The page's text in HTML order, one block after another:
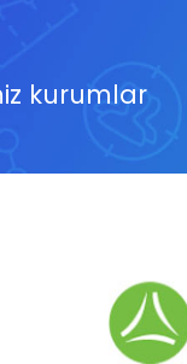
kurumlar